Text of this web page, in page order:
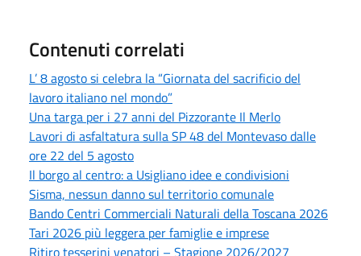
Contenuti correlati
L’ 8 agosto si celebra la “Giornata del sacrificio del
lavoro italiano nel mondo”
Una targa per i 27 anni del Pizzorante Il Merlo
Lavori di asfaltatura sulla SP 48 del Montevaso dalle
ore 22 del 5 agosto
Il borgo al centro: a Usigliano idee e condivisioni
Sisma, nessun danno sul territorio comunale
Bando Centri Commerciali Naturali della Toscana 2026
Tari 2026 più leggera per famiglie e imprese
Ritiro tesserini venatori – Stagione 2026/2027